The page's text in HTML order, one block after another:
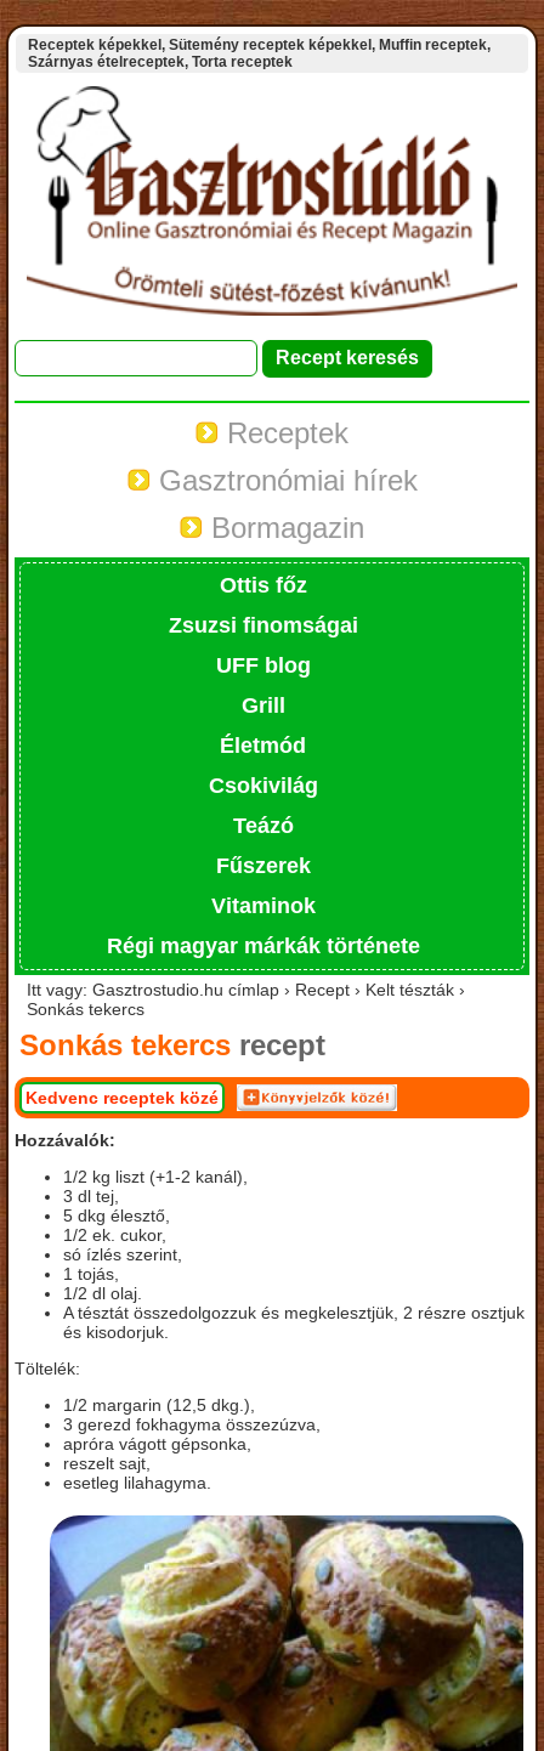
Receptek képekkel, Sütemény receptek képekkel, Muffin receptek,
Szárnyas ételreceptek, Torta receptek
Receptek
Gasztronómiai hírek
Bormagazin
Ottis főz
Zsuzsi finomságai
UFF blog
Grill
Életmód
Csokivilág
Teázó
Fűszerek
Vitaminok
Régi magyar márkák története
Itt vagy: Gasztrostudio.hu címlap › Recept › Kelt tészták ›
Sonkás tekercs
Sonkás tekercs recept
Kedvenc receptek közé
Hozzávalók:
1/2 kg liszt (+1-2 kanál),
3 dl tej,
5 dkg élesztő,
1/2 ek. cukor,
só ízlés szerint,
1 tojás,
1/2 dl olaj.
A tésztát összedolgozzuk és megkelesztjük, 2 részre osztjuk
és kisodorjuk.
Töltelék:
1/2 margarin (12,5 dkg.),
3 gerezd fokhagyma összezúzva,
apróra vágott gépsonka,
reszelt sajt,
esetleg lilahagyma.